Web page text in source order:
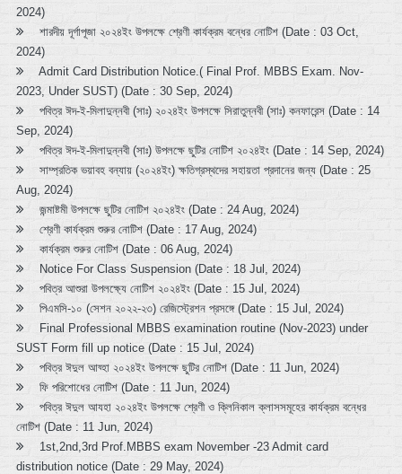
2024)
শারদীয় দূর্গাপূজা ২০২৪ইং উপলক্ষে শ্রেণী কার্যক্রম বন্ধের নোটিশ (Date : 03 Oct,
2024)
Admit Card Distribution Notice.( Final Prof. MBBS Exam. Nov-
2023, Under SUST) (Date : 30 Sep, 2024)
পবিত্র ঈদ-ই-মিলাদুন্নবী (সাঃ) ২০২৪ইং উপলক্ষে সিরাতুন্নবী (সাঃ) কনফারেন্স (Date : 14
Sep, 2024)
পবিত্র ঈদ-ই-মিলাদুন্নবী (সাঃ) উপলক্ষে ছুটির নোটিশ ২০২৪ইং (Date : 14 Sep, 2024)
সাম্প্রতিক ভয়াবহ বন্যায় (২০২৪ইং) ক্ষতিগ্রস্থদের সহায়তা প্রদানের জন্য (Date : 25
Aug, 2024)
জন্মাষ্টমী উপলক্ষে ছুটির নোটিশ ২০২৪ইং (Date : 24 Aug, 2024)
শ্রেণী কার্যক্রম শুরুর নোটিশ (Date : 17 Aug, 2024)
কার্যক্রম শুরুর নোটিশ (Date : 06 Aug, 2024)
Notice For Class Suspension (Date : 18 Jul, 2024)
পবিত্র আশুরা উপলক্ষ্যে নোটিশ ২০২৪ইং (Date : 15 Jul, 2024)
পিএমসি-১০ (সেশন ২০২২-২৩) রেজিস্ট্রেশন প্রসঙ্গে (Date : 15 Jul, 2024)
Final Professional MBBS examination routine (Nov-2023) under
SUST Form fill up notice (Date : 15 Jul, 2024)
পবিত্র ঈদুল আয্হা ২০২৪ইং উপলক্ষে ছুটির নোটিশ (Date : 11 Jun, 2024)
ফি পরিশোধের নোটিশ (Date : 11 Jun, 2024)
পবিত্র ঈদুল আযহা ২০২৪ইং উপলক্ষে শ্রেণী ও ক্লিনিকাল ক্লাসসমূহের কার্যক্রম বন্ধের
নোটিশ (Date : 11 Jun, 2024)
1st,2nd,3rd Prof.MBBS exam November -23 Admit card
distribution notice (Date : 29 May, 2024)